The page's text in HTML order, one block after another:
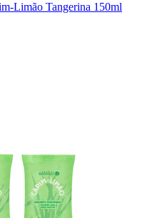
Limão Tangerina 150ml